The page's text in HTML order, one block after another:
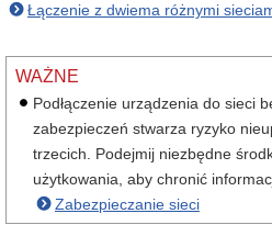
Łączenie z dwiema różnymi
WAŻNE
Podłączenie urządzenia do sieci
zabezpieczeń stwarza ryzyko
trzecich. Podejmij niezbędne
użytkowania, aby chronić
Zabezpieczanie sieci